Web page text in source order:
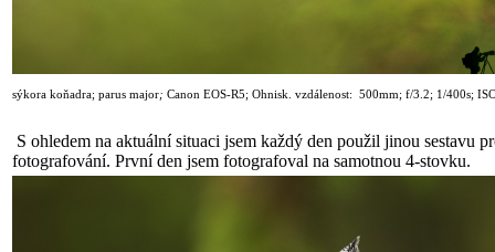
sýkora koňadra; parus major; Canon EOS-R5; Ohnisk. vzdálenost: 500mm; f/3.2; 1 /400s;
S ohledem na aktuální situaci jsem každý den použil jinou sestavu
fotografování. První den jsem fotografoval na samotnou 4-stovku.